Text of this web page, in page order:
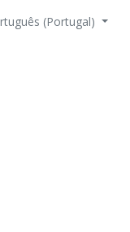
(Portugal)